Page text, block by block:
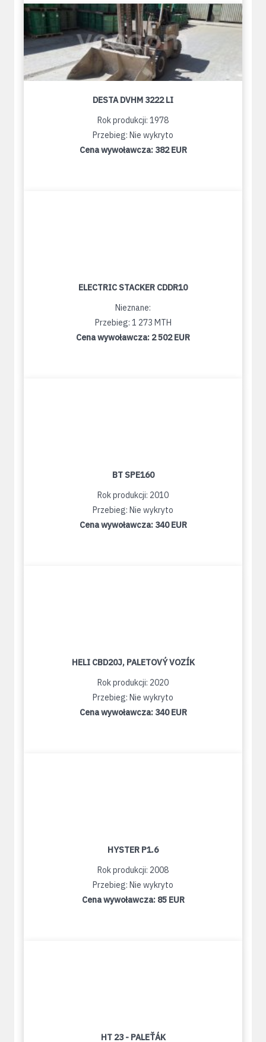
DESTA DVHM 3222 LI
Rok produkcji: 1978
Przebieg: Nie wykryto
Cena wywoławcza: 382 EUR
ELECTRIC STACKER CDDR10
Nieznane:
Przebieg: 1 273 MTH
Cena wywoławcza: 2 502 EUR
BT SPE160
Rok produkcji: 2010
Przebieg: Nie wykryto
Cena wywoławcza: 340 EUR
HELI CBD20J, PALETOVÝ VOZÍK
Rok produkcji: 2020
Przebieg: Nie wykryto
Cena wywoławcza: 340 EUR
HYSTER P1.6
Rok produkcji: 2008
Przebieg: Nie wykryto
Cena wywoławcza: 85 EUR
HT 23 - PALEŤÁK